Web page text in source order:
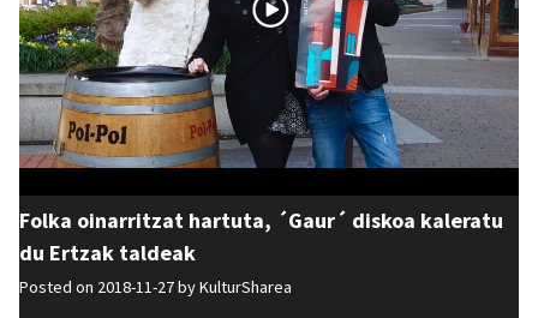
Folka oinarritzat hartuta, ´Gaur´ diskoa kaleratu
du Ertzak taldeak
Posted on 2018-11-27 byKulturSharea